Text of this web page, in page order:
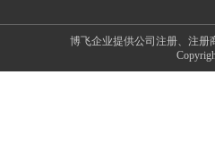
博飞企业提供公司注册、注册